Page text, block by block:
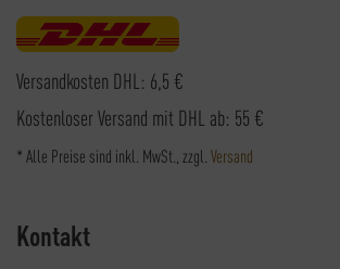
Versandkosten DHL: 6,5 €
Kostenloser Versand mit DHL ab: 55 €
* Alle Preise sind inkl. MwSt., zzgl. Versand
Kontakt